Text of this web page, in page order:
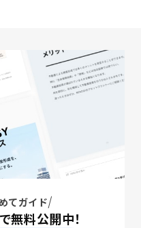
てガイド
無料公開中！